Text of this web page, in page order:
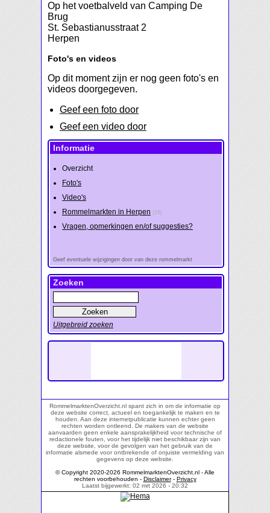
Op het voetbalveld van Camping De
Brug
St. Sebastianusstraat 2
Herpen
Foto's en videos
Op dit moment zijn er nog geen foto's en
videos doorgegeven.
Geef een foto door
Geef een video door
Informatie
Overzicht
Foto's
Video's
Rommelmarkten in Herpen (16)
Vragen, opmerkingen en/of suggesties?
Geef eventuele wijzigingen door van deze rommelmarkt
Zoeken
Uitgebreid zoeken
RommelmarktenOverzicht.nl spant zich in om de informatie op
deze website correct, actueel en toegankelijk te maken en te
houden. Aan deze internetpublicatie kunnen echter geen
rechten worden ontleend. De makers van de website
aanvaarden geen enkele aansprakelijkheid voor technische of
redactionele fouten, voor het tijdelijk niet beschikbaar zijn van
deze website, voor de gevolgen van het gebruik van de
informatie alsmede voor ontbrekende of onjuiste vermelding van
gegevens op deze website.
© Copyright 2020-2026 RommelmarktenOverzicht.nl - Alle
rechten voorbehouden - Disclaimer- Privacy
Laatst bijgewerkt: 02 mrt 2026 - 20:32